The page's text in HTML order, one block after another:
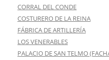
CORRAL DEL CONDE
COSTURERO DE LA REINA
FÁBRICA DE ARTILLERÍA
LOS VENERABLES
PALACIO DE SAN TELMO